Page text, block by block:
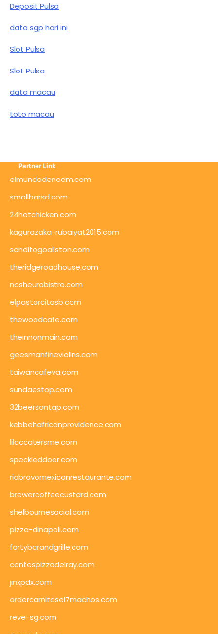
Deposit Pulsa
data sgp hari ini
Slot Pulsa
Slot Pulsa
data macau
toto macau
Partner Link
elmundodenoam.com
smallbarsd.com
24hotchicken.com
kagurazaka-rubaiyat2015.com
sanditogoallston.com
theridgeroadhouse.com
nosheurobistro.com
elpastorcitosb.com
thewoodcafe.com
theinnonmain.com
geesmanfineviolins.com
taiwancafeva.com
sundaestop.com
32beersontap.com
kebbehafricanprovidence.com
lilaccatersme.com
speckleddoor.com
riobravomexicanrestaurante.com
brewercoffeecustard.com
shelbournesocial.com
pizza-dinapoli.com
fortybarandgrille.com
contespizzadelray.com
jinxpdx.com
ordercarnitasel7machos.com
reve-sg.com